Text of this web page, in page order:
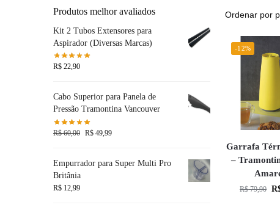
-12%
Garrafa
–
R$79,90
Produtos melhor avaliados
Kit 2 Tubos Extensores para
Aspirador (Diversas Marcas)
R$ 22,90
Cabo Superior para Panela de
Pressão Tramontina Vancouver
R$60,00 R$ 49,99
Empurrador para Super Multi Pro
Britânia
R$ 12,99